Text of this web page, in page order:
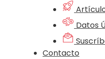
Datos
Contacto